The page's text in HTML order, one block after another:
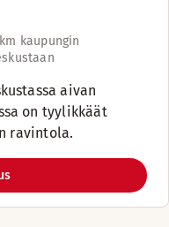
kaupungin
aivan
on tyylikkäät
ravintola.